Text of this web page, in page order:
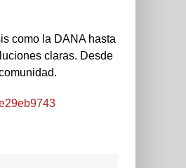
como la DANA hasta
claras. Desde